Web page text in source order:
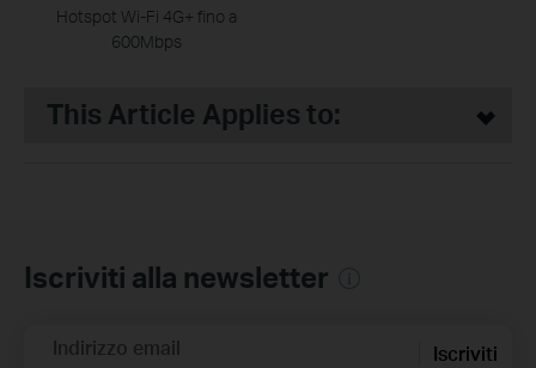
Hotspot Wi-Fi 4G+ fino a
600Mbps
This Article Applies to:
Iscriviti alla newsletter
Indirizzo email Iscriviti